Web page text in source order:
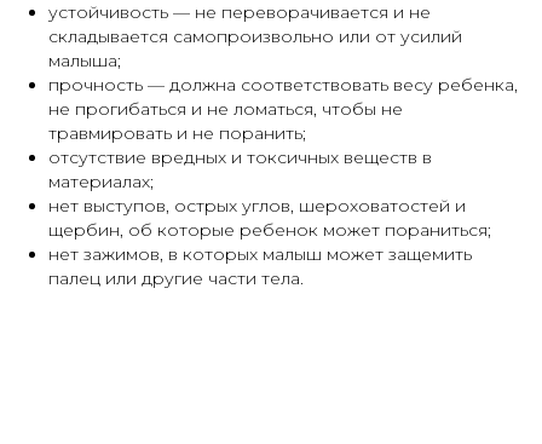
устойчивость — не переворачивается и не
складывается самопроизвольно или от усилий
малыша;
прочность — должна соответствовать весу ребенка,
не прогибаться и не ломаться, чтобы не
травмировать и не поранить;
отсутствие вредных и токсичных веществ в
материалах;
нет выступов, острых углов, шероховатостей и
щербин, об которые ребенок может пораниться;
нет зажимов, в которых малыш может защемить
палец или другие части тела.